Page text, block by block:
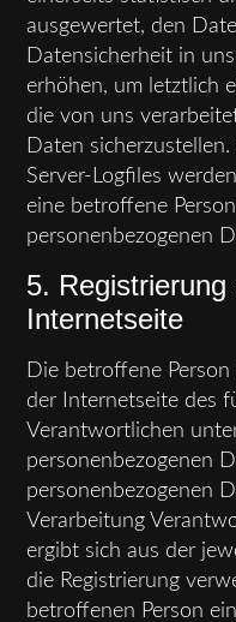
ausgewertet, den
Datensicherheit in
erhöhen, um letztlich
die von uns
Daten
Server-Logfiles
eine betroffene
personenbezogenen
5.
Internetseite
Die betroffene
der Internetseite des
Verantwortlichen
personenbezogenen
personenbezogenen
Verarbeitung
ergibt sich aus der
die Registrierung
betroffenen Person